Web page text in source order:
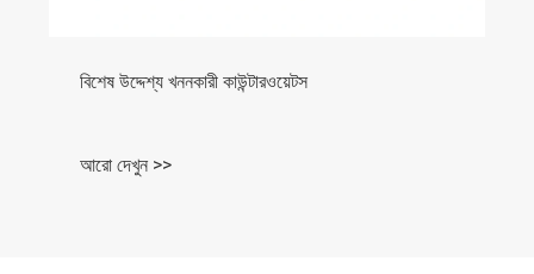
বিশেষ উদ্দেশ্য খননকারী কাউন্টারওয়েটস
আরো দেখুন >>